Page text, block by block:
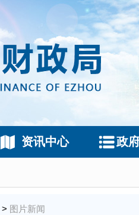
资讯中心 政
> 图片新闻